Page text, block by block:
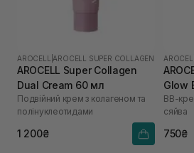
AROCELL AROCELL SUPER COLLAGEN
AROCELL Super Collagen
Dual Cream 60 мл
Подвійний крем з колагеном та
полінуклеотидами
1 200₴
AROCELL
Glow
ВВ-
сяйва
750₴